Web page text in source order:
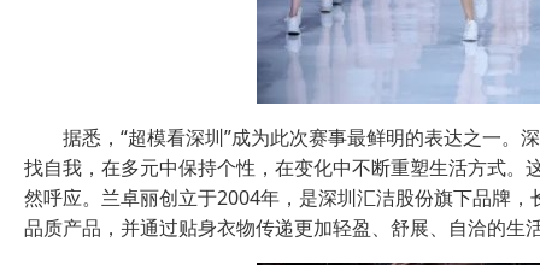
据悉，“超模看深圳”成为此次赛事最鲜明的表达之一
找自我，在多元中保持个性，在变化中不断重塑生活方式
然呼应。兰卓丽创立于2004年，是深圳汇洁股份旗下品牌
品质产品，并通过贴身衣物传递更加轻盈、舒展、自洽的生